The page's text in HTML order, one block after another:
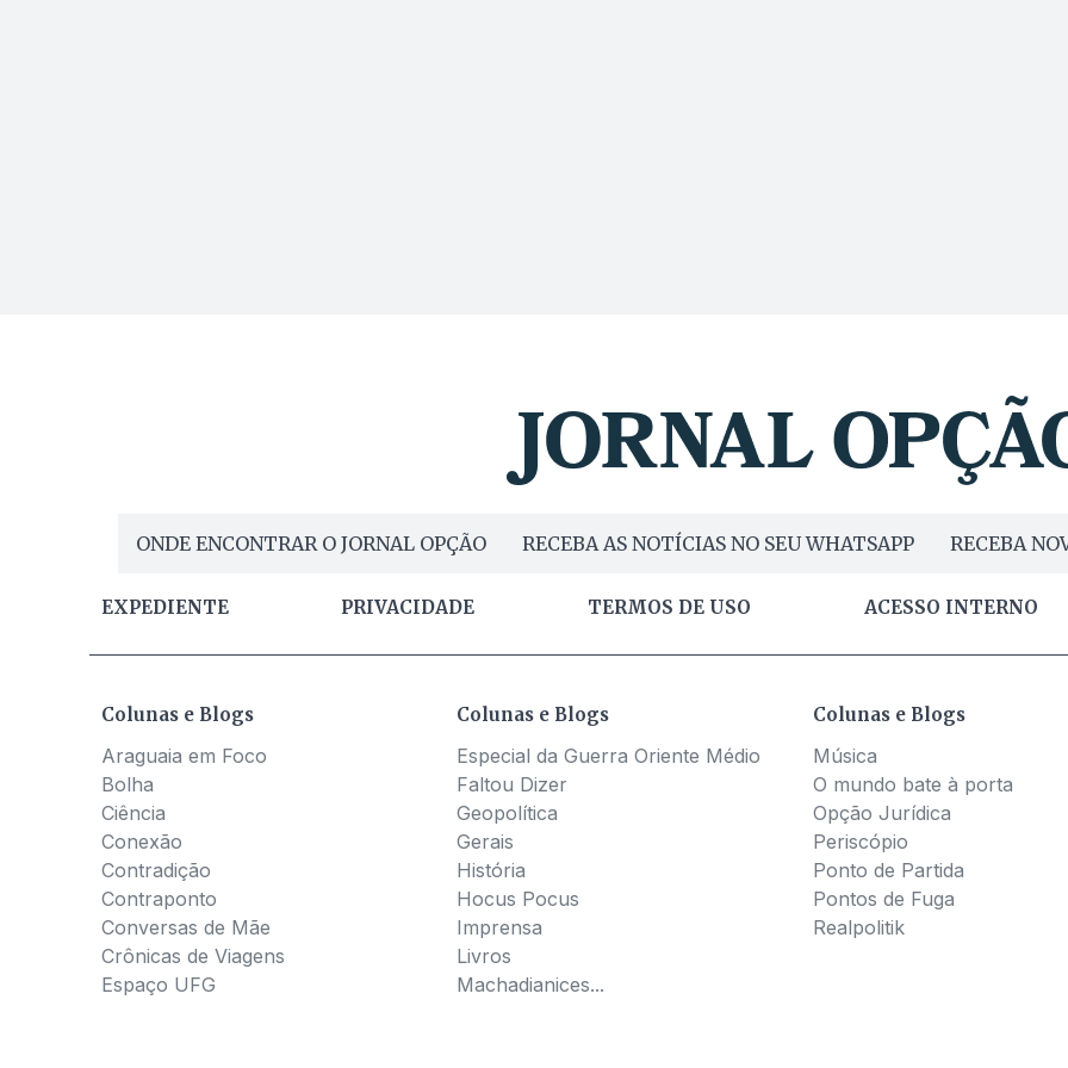
ONDE ENCONTRAR O JORNAL OPÇÃO RECEBA AS NOTÍCIAS NO SEU WHATSAPP RECEBA
EXPEDIENTE PRIVACIDADE TERMOS DE USO ACESSO INTERNO
Colunas e Blogs
Araguaia em Foco
Bolha
Ciência
Conexão
Contradição
Contraponto
Conversas de Mãe
Crônicas de Viagens
Espaço UFG
Colunas e Blogs
Especial da Guerra Oriente Médio
Faltou Dizer
Geopolítica
Gerais
História
Hocus Pocus
Imprensa
Livros
Machadianices...
Colunas e Blogs
Música
O mundo bate à porta
Opção Jurídica
Periscópio
Ponto de Partida
Pontos de Fuga
Realpolitik